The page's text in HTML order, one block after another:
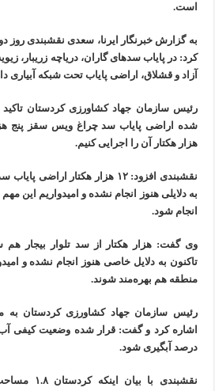
است.
به گزارش خبرنگار ایرنا، سعدی نقشبندی
کرد: در پایاب سدهای گاران، دریاچه زریبار،
آزاد و قشلاق، اراضی پایاب تحت شبکه آبیاری
رئیس سازمان جهاد کشاورزی کردستان
شده اراضی پایاب سد چراغ ویس سقز پنج
هزار هکتار آن را اجرایی کنیم.
نقشبندی افزود: ۱۲ هزار هکتار
به دلایلی هنوز انجام نشده و امیدواریم این
انجام شود.
وی گفت: هزار هکتار از سد تلوار بیجار
تاکنون به دلایل خاصی هنوز انجام نشده و
منطقه هم بهره‌مند شوند.
رئیس سازمان جهاد کشاورزی کردستان به
درصد آبگیری شود.
نقشبندی